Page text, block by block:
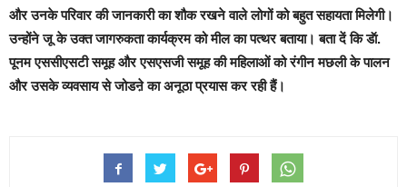
और उनके परिवार की जानकारी का शौक रखने वाले लोगों को बहुत सहायता मिलेगी।
उन्होंने जू के उक्त जागरुकता कार्यक्रम को मील का पत्थर बताया। बता दें कि डॅा.
पूनम एससीएसटी समूह और एसएसजी समूह की महिलाओं को रंगीन मछली के पालन
और उसके व्यवसाय से जोडऩे का अनूठा प्रयास कर रही हैं।